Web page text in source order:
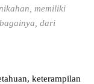
memiliki
dari
keterampilan